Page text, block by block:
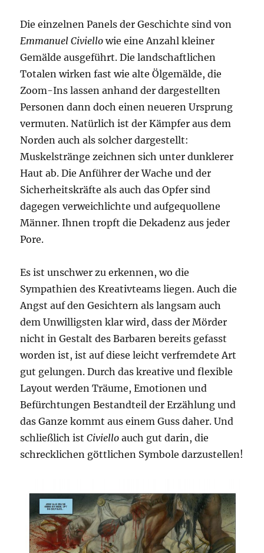
Die einzelnen Panels der Geschichte sind von
Emmanuel Civiello wie eine Anzahl kleiner
Gemälde ausgeführt. Die landschaftlichen
Totalen wirken fast wie alte Ölgemälde, die
Zoom-Ins lassen anhand der dargestellten
Personen dann doch einen neueren Ursprung
vermuten. Natürlich ist der Kämpfer aus dem
Norden auch als solcher dargestellt:
Muskelstränge zeichnen sich unter dunklerer
Haut ab. Die Anführer der Wache und der
Sicherheitskräfte als auch das Opfer sind
dagegen verweichlichte und aufgequollene
Männer. Ihnen tropft die Dekadenz aus jeder
Pore.
Es ist unschwer zu erkennen, wo die
Sympathien des Kreativteams liegen. Auch die
Angst auf den Gesichtern als langsam auch
dem Unwilligsten klar wird, dass der Mörder
nicht in Gestalt des Barbaren bereits gefasst
worden ist, ist auf diese leicht verfremdete Art
gut gelungen. Durch das kreative und flexible
Layout werden Träume, Emotionen und
Befürchtungen Bestandteil der Erzählung und
das Ganze kommt aus einem Guss daher. Und
schließlich istCiviello auch gut darin, die
schrecklichen göttlichen Symbole darzustellen!